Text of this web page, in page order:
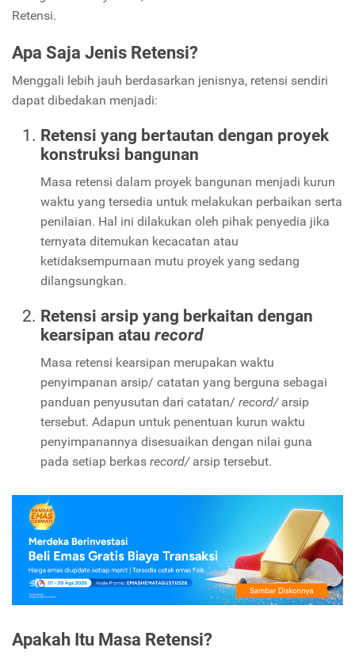
Retensi.
Apa Saja Jenis Retensi?
Menggali lebih jauh berdasarkan jenisnya, retensi sendiri
dapat dibedakan menjadi:
Retensi yang bertautan dengan proyek
konstruksi bangunan
Masa retensi dalam proyek bangunan menjadi kurun
waktu yang tersedia untuk melakukan perbaikan serta
penilaian. Hal ini dilakukan oleh pihak penyedia jika
ternyata ditemukan kecacatan atau
ketidaksempurnaan mutu proyek yang sedang
dilangsungkan.
Retensi arsip yang berkaitan dengan
kearsipan atau record
Masa retensi kearsipan merupakan waktu
penyimpanan arsip/ catatan yang berguna sebagai
panduan penyusutan dari catatan/ record/ arsip
tersebut. Adapun untuk penentuan kurun waktu
penyimpanannya disesuaikan dengan nilai guna
pada setiap berkas record/arsip tersebut.
Apakah Itu Masa Retensi?